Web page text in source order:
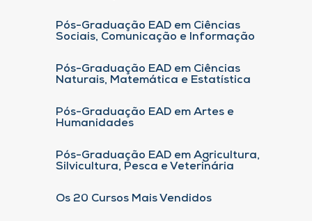
Pós-Graduação EAD em Ciências
Sociais, Comunicação e Informação
Pós-Graduação EAD em Ciências
Naturais, Matemática e Estatística
Pós-Graduação EAD em Artes e
Humanidades
Pós-Graduação EAD em Agricultura,
Silvicultura, Pesca e Veterinária
Os 20 Cursos Mais Vendidos